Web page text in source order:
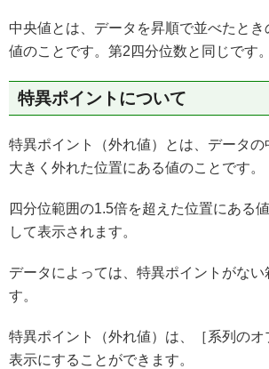
中央値とは、データを昇順で並べたとき
値のことです。第2四分位数と同じです。
特異ポイントについて
特異ポイント（外れ値）とは、データの
大きく外れた位置にある値のことです。
四分位範囲の1.5倍を超えた位置にある
して表示されます。
データによっては、特異ポイントがない
す。
特異ポイント（外れ値）は、［系列の
表示にすることができます。